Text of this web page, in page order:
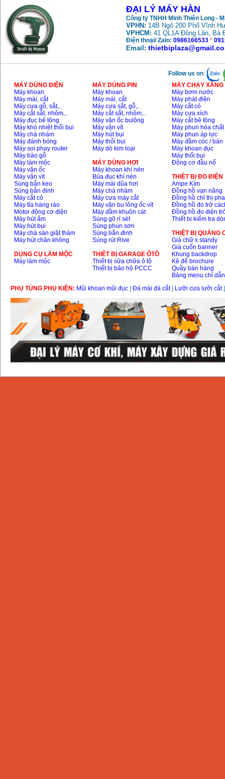
ĐẠI LÝ MÁY HÀN
Công ty TNHH Minh Thiên Long -
VPHN: 14B Ngõ 200 Phố Vĩnh
VPHCM: 41 QL1A Đông Lân, Bà
Điện thoại/ Zalo: 0986166533 *
Email:
Follow us on:
MÁY DÙNG ĐIỆN
Máy khoan
Máy mài, cắt
Máy cưa gỗ, sắt,..
Máy cắt sắt, nhôm,..
Máy đục bê tông
Máy khò nhiệt thổi bụi
Máy chà nhám
Máy đánh bóng
Máy soi phay router
Máy bào gỗ
Máy làm mộc
Máy vặn ốc
Máy vặn vít
Súng bắn keo
Súng bắn đinh
Máy cắt cỏ
Máy tỉa hàng rào
Motor động cơ điện
Máy hút ẩm
Máy hút bụi
Máy chà sàn giặt thảm
Máy hút chân không
DỤNG CỤ LÀM MỘC
Máy làm mộc
MÁY DÙNG PIN
Máy khoan
Máy mài, cắt
Máy cưa sắt, gỗ,..
Máy cắt sắt, nhôm,..
Máy vặn ốc bulông
Máy vặn vít
Máy hút bụi
Máy thổi bụi
Máy dò kim loại
MÁY DÙNG HƠI
Máy khoan khí nén
Búa đục khí nén
Máy mài dũa hơi
Máy chà nhám
Máy cưa máy cắt
Máy vặn bu lông ốc vít
Máy đầm khuôn cát
Súng gõ rỉ sét
Súng phun sơn
Súng bắn đinh
Súng rút Rive
THIÊT BỊ GARAGE ÔTÔ
Thiết bị sửa chữa ô tô
Thiết bị bảo hộ PCCC
MÁY CHẠY
Máy bơm nước
Máy phát điện
Máy cắt cỏ
Máy cưa xích
Máy cắt bê tông
Máy phun hóa chất
Máy phun áp lực
Máy đầm cóc / bàn
Máy khoan đục
Máy thổi bụi
Động cơ đầu nổ
THIÊT BỊ ĐO ĐIỆN
Ampe Kìm
Đồng hồ vạn năng
Đồng hồ chỉ thị pha
Đồng hồ đo trở
Đồng hồ đo điện
Thiết bị kiểm tra
THIỆT BỊ QUẢNG
Giá chữ x standy
Giá cuốn banner
Khung backdrop
Kệ để brochure
Quầy bán hàng
Bảng menu chỉ dẫn
PHỤ TÙNG PHỤ KIỆN: Mũi khoan mũi đục Đá mài đá cắt| Lưỡi cưa lưỡi cắt